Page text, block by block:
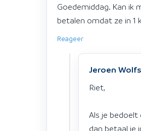
Goedemiddag. Kan ik
betalen omdat ze in 1
Reageer
Jeroen
Riet,
Als je
dan betaal je